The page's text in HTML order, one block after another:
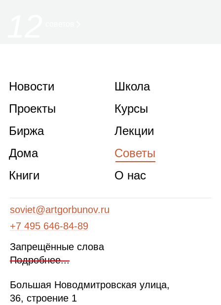
Новости
Проекты
Биржа
Дома
Книги
Школа
Курсы
Лекции
Советы
О нас
soviet@artgorbunov.ru
+7 495 646‑84‑89
Запрещённые слова
Подробнее...
Большая Новодмитровская улица,
36, строение 1